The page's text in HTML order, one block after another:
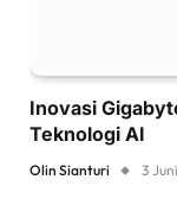
Inovasi
Teknologi AI
Olin Sianturi 3